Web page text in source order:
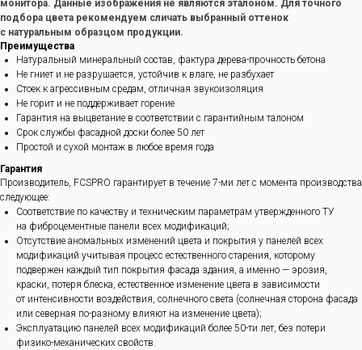
монитора. Данные изображения не являются эталоном. Для точного
подбора цвета рекомендуем сличать выбранный оттенок
с натуральным образцом продукции.
Преимущества
Натуральный минеральный состав, фактура дерева-прочность бетона
Не гниет и не разрушается, устойчив к влаге, не разбухает
Стоек к агрессивным средам, отличная звукоизоляция
Не горит и не поддерживает горение
Гарантия на выцветание в соответствии с гарантийным талоном
Срок службы фасадной доски более 50 лет
Простой и сухой монтаж в любое время года
Гарантия
Производитель, FCSPRO гарантирует в течение 7-ми лет с момента производства
следующее:
Соответствие по качеству и техническим параметрам утвержденного ТУ
на фиброцементные панели всех модификаций;
Отсутствие аномальных изменений цвета и покрытия у панелей всех
модификаций учитывая процесс естественного старения, которому
подвержен каждый тип покрытия фасада здания, а именно — эрозия,
краски, потеря блеска, естественное изменение цвета в зависимости
от интенсивности воздействия, солнечного света (солнечная сторона фасада
или северная по-разному влияют на изменение цвета);
Эксплуатацию панелей всех модификаций более 50-ти лет, без потери
физико-механических свойств.